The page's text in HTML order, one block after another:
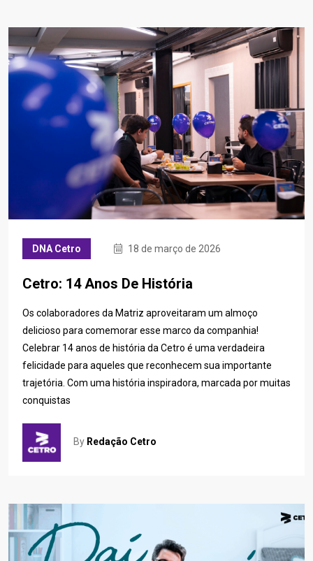
DNA Cetro 18 de março de 2026
Cetro: 14 Anos De História
Os colaboradores da Matriz aproveitaram um almoço
delicioso para comemorar esse marco da companhia!
Celebrar 14 anos de história da Cetro é uma verdadeira
felicidade para aqueles que reconhecem sua importante
trajetória. Com uma história inspiradora, marcada por muitas
conquistas
By Redação Cetro